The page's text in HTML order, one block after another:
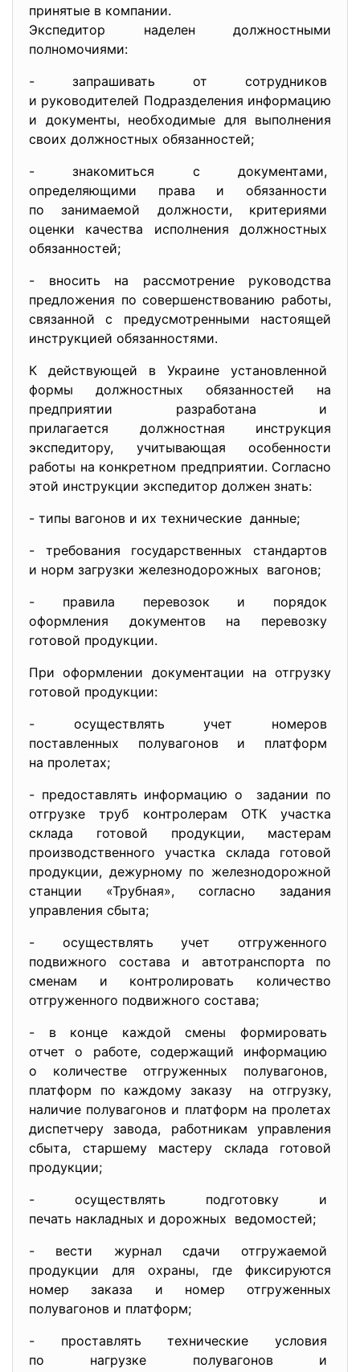
принятые в компании.
Экспедитор наделен должностными
полномочиями:
- запрашивать от сотрудников
и руководителей Подразделения информацию
и документы, необходимые для выполнения
своих должностных обязанностей;
- знакомиться с документами,
определяющими права и обязанности
по занимаемой должности, критериями
оценки качества исполнения должностных
обязанностей;
- вносить на рассмотрение руководства
предложения по совершенствованию работы,
связанной с предусмотренными настоящей
инструкцией обязанностями.
К действующей в Украине установленной
формы должностных обязанностей на
предприятии разработана и
прилагается должностная инструкция
экспедитору, учитывающая особенности
работы на конкретном предприятии. Согласно
этой инструкции экспедитор должен знать:
- типы вагонов и их технические данные;
- требования государственных стандартов
и норм загрузки железнодорожных вагонов;
- правила перевозок и порядок
оформления документов на перевозку
готовой продукции.
При оформлении документации на отгрузку
готовой продукции:
- осуществлять учет номеров
поставленных полувагонов и платформ
на пролетах;
- предоставлять информацию о задании по
отгрузке труб контролерам ОТК участка
склада готовой продукции, мастерам
производственного участка склада готовой
продукции, дежурному по железнодорожной
станции «Трубная», согласно задания
управления сбыта;
- осуществлять учет отгруженного
подвижного состава и автотранспорта по
сменам и контролировать количество
отгруженного подвижного состава;
- в конце каждой смены формировать
отчет о работе, содержащий информацию
о количестве отгруженных полувагонов,
платформ по каждому заказу на отгрузку,
наличие полувагонов и платформ на пролетах
диспетчеру завода, работникам управления
сбыта, старшему мастеру склада готовой
продукции;
- осуществлять подготовку и
печать накладных и дорожных ведомостей;
- вести журнал сдачи отгружаемой
продукции для охраны, где фиксируются
номер заказа и номер отгруженных
полувагонов и платформ;
- проставлять технические условия
по нагрузке полувагонов и